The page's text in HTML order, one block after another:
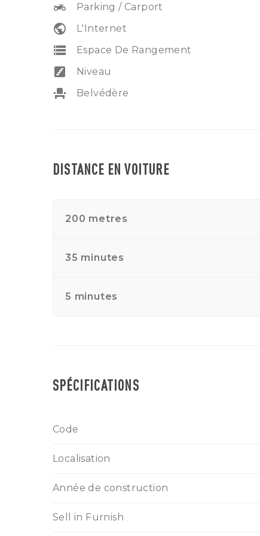
two_wheeler Parking / Carport
public L'Internet
storage Espace De Rangement
stairs Niveau
event_seat Belvédère
DISTANCE EN VOITURE
200 metres
35 minutes
5 minutes
SPÉCIFICATIONS
Code
Localisation
Année de construction
Sell in Furnish